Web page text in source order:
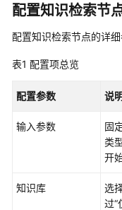
型
南
低
码
用
程
配置知识检索节
配置知识检索节点的详细
表1 配置项总览
配置参数 说
输入参数
固
类
开
知识库
选
过“